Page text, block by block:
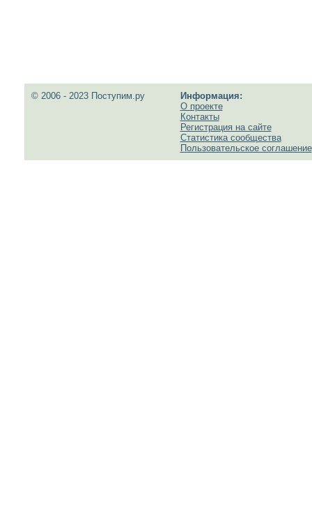
© 2006 - 2023 Поступим.ру
Информация:
О проекте
Контакты
Регистрация на сайте
Статистика сообщества
Пользовательское соглашение